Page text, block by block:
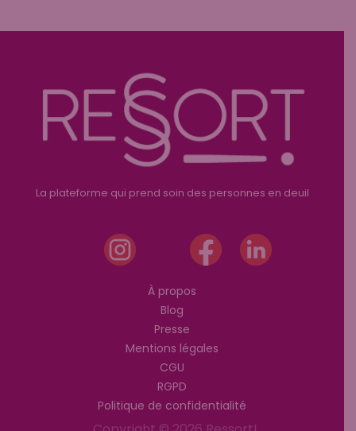
La plateforme qui prend soin des personnes en deuil
À propos
Blog
Presse
Mentions légales
CGU
RGPD
Politique de confidentialité